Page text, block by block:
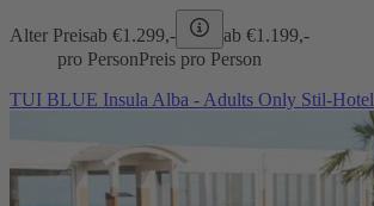
Alter Preisab €1.299,- ab €1.199,-
pro PersonPreis pro Person
TUI BLUE Insula Alba - Adults Only Stil-Hotel